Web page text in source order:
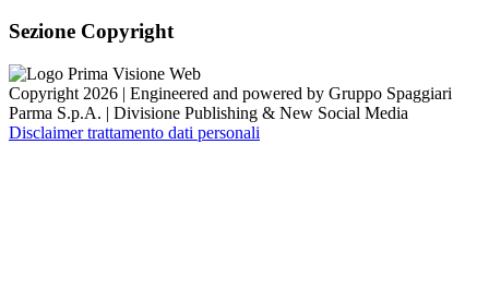
Sezione Copyright
Copyright 2026 | Engineered and powered by Gruppo Spaggiari
Parma S.p.A. | Divisione Publishing & New Social Media
Disclaimer trattamento dati personali